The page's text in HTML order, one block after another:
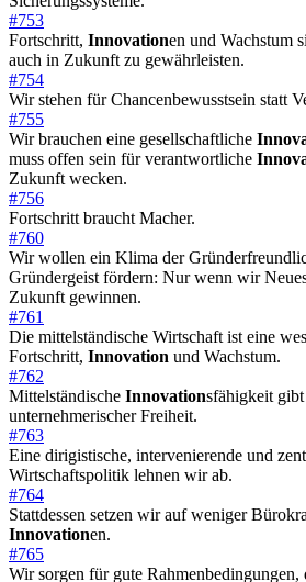
#753
Fortschritt, Innovationen und Wachstum
auch in Zukunft zu gewährleisten.
#754
Wir stehen für Chancenbewusstsein statt
#755
Wir brauchen eine gesellschaftliche
muss offen sein für verantwortliche
Zukunft wecken.
#756
Fortschritt braucht Macher.
#760
Wir wollen ein Klima der
Gründergeist fördern: Nur wenn wir
Zukunft gewinnen.
#761
Die mittelständische Wirtschaft ist eine
Fortschritt, Innovation und Wachstum.
#762
Mittelständische Innovationsfähigkeit
unternehmerischer Freiheit.
#763
Eine dirigistische, intervenierende und
Wirtschaftspolitik lehnen wir ab.
#764
Stattdessen setzen wir auf weniger
Innovationen.
#765
Wir sorgen für gute Rahmenbedingungen,